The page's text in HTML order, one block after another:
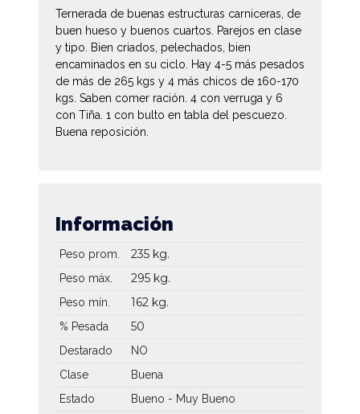
Ternerada de buenas estructuras carniceras, de
buen hueso y buenos cuartos. Parejos en clase
y tipo. Bien criados, pelechados, bien
encaminados en su ciclo. Hay 4-5 más pesados
de más de 265 kgs y 4 más chicos de 160-170
kgs. Saben comer ración. 4 con verruga y 6
con Tiña. 1 con bulto en tabla del pescuezo.
Buena reposición.
Información
Peso prom. 235 kg.
Peso máx. 295 kg.
Peso mín. 162 kg.
% Pesada 50
Destarado
NO
Clase
Buena
Estado
Bueno - Muy Bueno